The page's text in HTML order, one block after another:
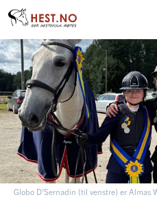
Globo D’Sernadin (til venstre) er Almas